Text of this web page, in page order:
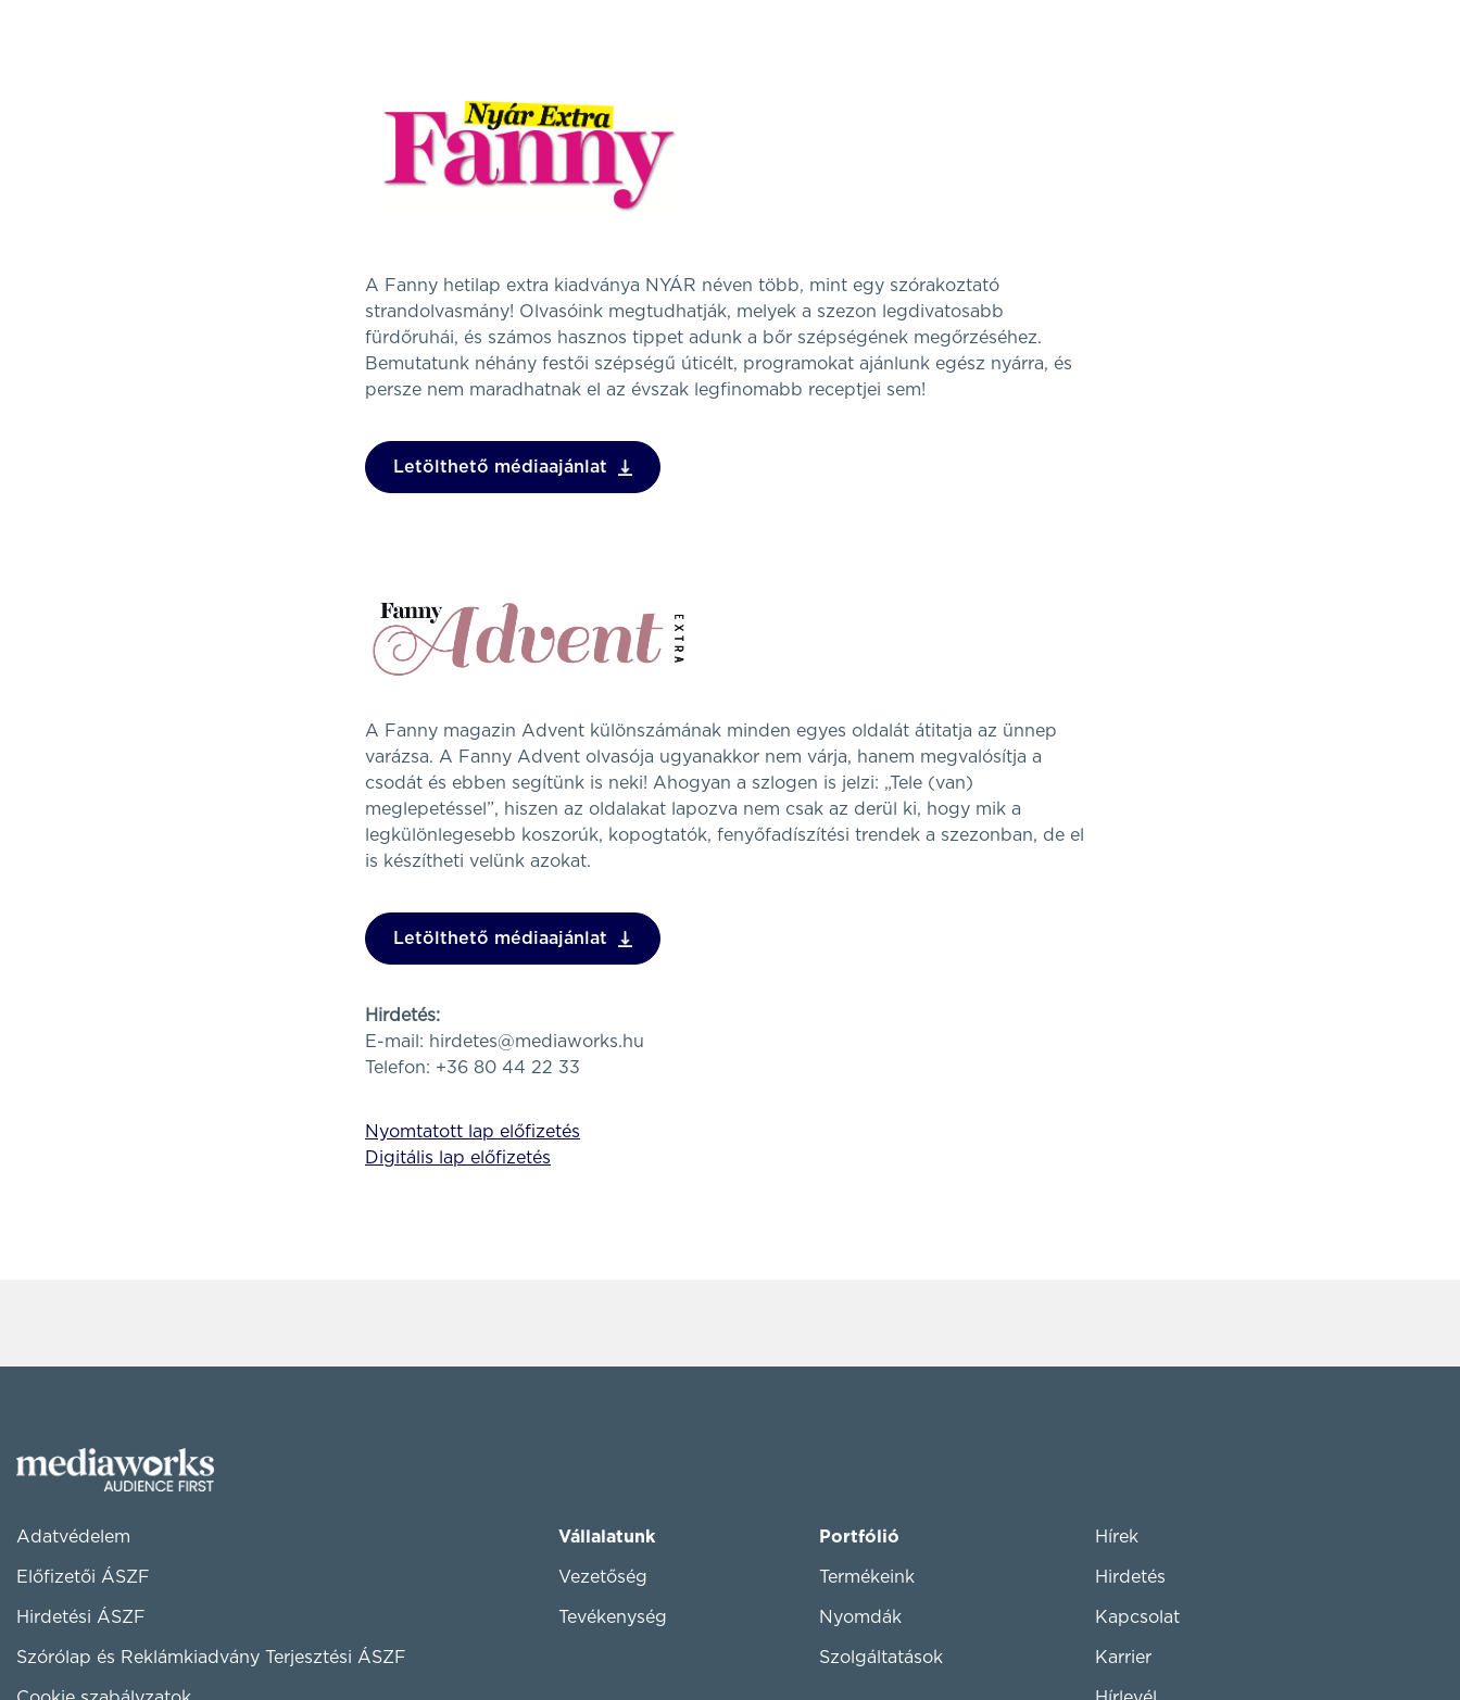
A Fanny hetilap extra kiadványa NYÁR néven több, mint egy szórakoztató
strandolvasmány! Olvasóink megtudhatják, melyek a szezon legdivatosabb
fürdőruhái, és számos hasznos tippet adunk a bőr szépségének megőrzéséhez.
Bemutatunk néhány festői szépségű úticélt, programokat ajánlunk egész nyárra, és
persze nem maradhatnak el az évszak legfinomabb receptjei sem!
Letölthető médiaajánlat
A Fanny magazin Advent különszámának minden egyes oldalát átitatja az ünnep
varázsa. A Fanny Advent olvasója ugyanakkor nem várja, hanem megvalósítja a
csodát és ebben segítünk is neki! Ahogyan a szlogen is jelzi: „Tele (van)
meglepetéssel”, hiszen az oldalakat lapozva nem csak az derül ki, hogy mik a
legkülönlegesebb koszorúk, kopogtatók, fenyőfadíszítési trendek a szezonban, de el
is készítheti velünk azokat.
Letölthető médiaajánlat
Hirdetés:
E-mail: hirdetes@mediaworks.hu
Telefon: +36 80 44 22 33
Nyomtatott lap előfizetés
Digitális lap előfizetés
Adatvédelem
Előfizetői ÁSZF
Hirdetési ÁSZF
Szórólap és Reklámkiadvány Terjesztési ÁSZF
Vállalatunk
Vezetőség
Tevékenység
Portfólió
Termékeink
Nyomdák
Szolgáltatások
Hírek
Hirdetés
Kapcsolat
Karrier